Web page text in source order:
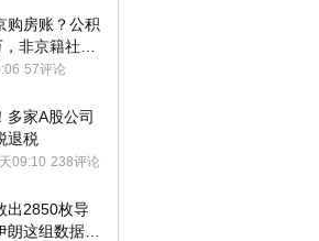
购房账？公积
非京籍社保
57评论
多家A股公司
退税
09:10 238评论
出2850枚导
这组数据，